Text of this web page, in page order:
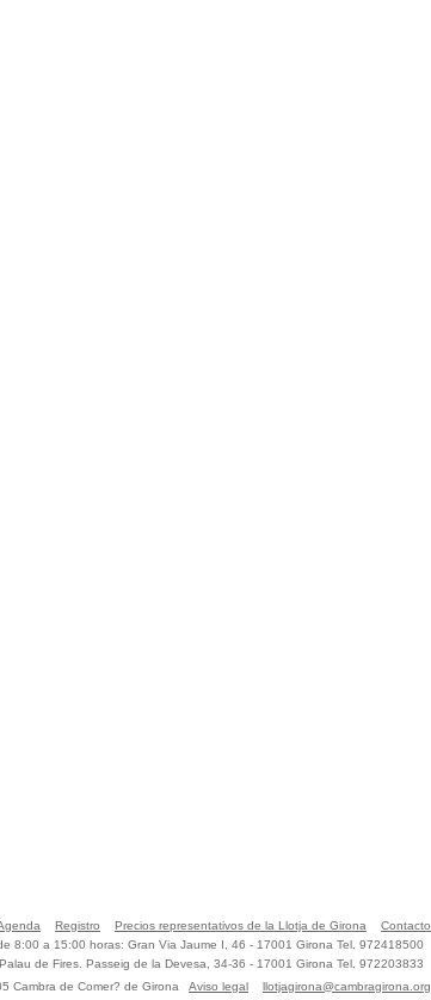
Registro Precios representativos de la Llotja de Girona
Contacto
8:00 a 15:00 horas: Gran Via Jaume I, 46 - 17001 Girona Tel. 972418500
de Fires. Passeig de la Devesa, 34-36 - 17001 Girona Tel. 972203833
Cambra de Comer? de Girona Aviso legal llotjagirona@cambragirona.org